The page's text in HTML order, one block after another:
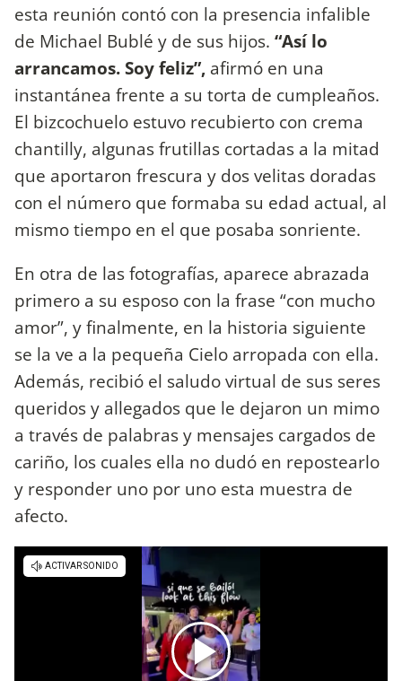
esta reunión contó con la presencia infalible
de Michael Bublé y de sus hijos. “Así lo
arrancamos. Soy feliz”, afirmó en una
instantánea frente a su torta de cumpleaños.
El bizcochuelo estuvo recubierto con crema
chantilly, algunas frutillas cortadas a la mitad
que aportaron frescura y dos velitas doradas
con el número que formaba su edad actual, al
mismo tiempo en el que posaba sonriente.
En otra de las fotografías, aparece abrazada
primero a su esposo con la frase “con mucho
amor”, y finalmente, en la historia siguiente
se la ve a la pequeña Cielo arropada con ella.
Además, recibió el saludo virtual de sus seres
queridos y allegados que le dejaron un mimo
a través de palabras y mensajes cargados de
cariño, los cuales ella no dudó en repostearlo
y responder uno por uno esta muestra de
afecto.